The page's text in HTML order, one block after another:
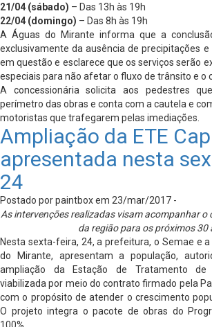
21/04 (sábado) – Das 13h às 19h
22/04 (domingo) – Das 8h às 19h
A Águas do Mirante informa que a
exclusivamente da ausência de precipitações e
em questão e esclarece que os serviços serão
especiais para não afetar o fluxo de trânsito e o
A concessionária solicita aos pedestres
perímetro das obras e conta com a cautela e
motoristas que trafegarem pelas imediações.
Ampliação da ETE
apresentada nesta
24
Postado por paintbox em 23/mar/2017 -
As intervenções realizadas visam acompanhar o
da região para os próximos 30
Nesta sexta-feira, 24, a prefeitura, o Semae e
do Mirante, apresentam a população,
ampliação da Estação de Tratamento de
viabilizada por meio do contrato firmado pela
com o propósito de atender o crescimento
O projeto integra o pacote de obras do